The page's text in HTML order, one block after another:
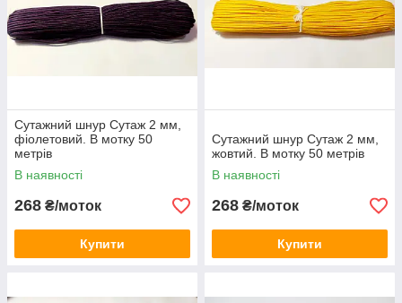
Сутажний шнур Сутаж 2 мм,
фіолетовий. В мотку 50
метрів
В наявності
268 ₴/моток
Купити
Сутажний шнур Сутаж 2 мм,
жовтий. В мотку 50 метрів
В наявності
268 ₴/моток
Купити